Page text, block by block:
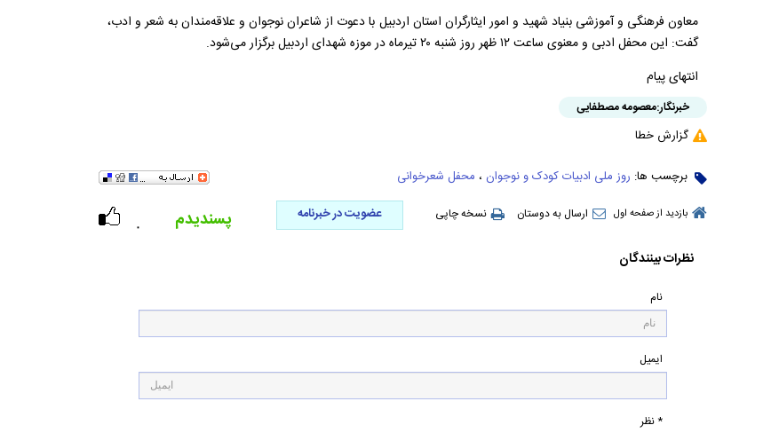
معاون فرهنگی و آموزشی بنیاد شهید و امور ایثارگران استان اردبیل با دعوت از شاعران نوجوان و علاقه‌مندان به شعر و ادب،
گفت: این محفل ادبی و معنوی ساعت ۱۲ ظهر روز شنبه ۲۰ تیرماه در موزه شهدای اردبیل برگزار می‌شود.
انتهای پیام
خبرنگار:معصومه مصطفایی
گزارش خطا
برچسب ها: روز ملی ادبیات کودک و نوجوان ، محفل شعرخوانی
بازدید از صفحه اول ارسال به دوستان نسخه چاپی عضویت در خبرنامه
۰ پسندیدم
نظرات بینندگان
نام
ایمیل
* نظر